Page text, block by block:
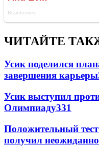
ЧИТАЙТЕ
Усик поделился
завершения карьеры
Усик выступил
Олимпиаду331
Положительный
получил